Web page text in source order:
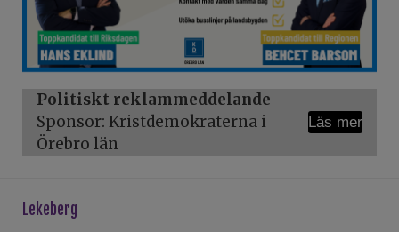
Politiskt reklammeddelande
Sponsor: Kristdemokraterna i
Örebro län
Läs mer
lekeberg